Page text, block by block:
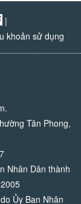
|
khoản sử dụng
Tân Phong,
Nhân Dân thành
Ủy Ban Nhân